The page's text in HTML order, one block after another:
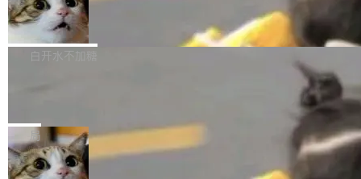
的图像元素不在同一个子树中，则它们将不再关
联 加...
至今）的所有 commit，同样交由 AI 分析提炼。
经过人工复核，准确度令人满意。这一方法也为
社区爱好者提供了高效跟踪新版本的思路。
ebastian Pipping 写在博客里的话。8 月 4 日，
他宣布了一个新消息：从 2026 年 8 月 1 日起，
他可以全职维护 libexpat 了，最长 6 个月。发
库之一。你的操作系统、浏览器、无数的基础设
施软件，很可能都在用它。而过去十年，维护它
的人一直在用业余...
Firefox 153.0.3 发布
Firefox 153.0.3 现已发布，具体更新内容如
下： New Smart Window 包含多项增强功能：
gi?id=2019042">Bug&nbsp;2019042</a>）</l
i> <li>现在，助手可以直接使用 Exa 的网络搜索
结果回答问题，而无需将问题转交给搜索引擎。
白开水不加糖
的 npm 包。项目的核心论点是：容器不适合 Ag
ent 计算。真正适合的，是 Isolate。 Cloudflare
工程师在这件事上没什么可谦虚的——他们用 W
局
OpenAI 公开邮件和聊天记录回应苹果